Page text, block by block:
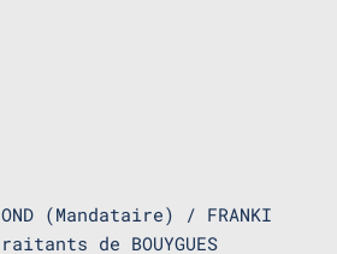
FOND (Mandataire) / FRANKI
de BOUYGUES